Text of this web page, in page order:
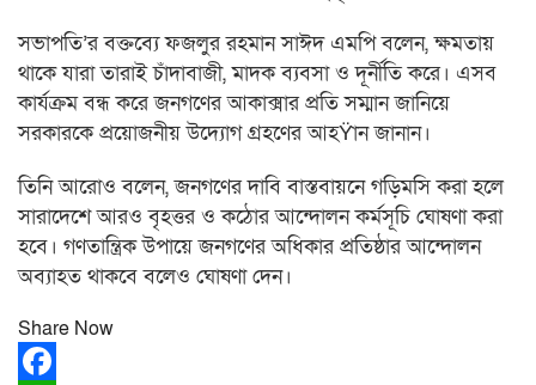
সভাপতি’র বক্তব্যে ফজলুর রহমান সাঈদ এমপি বলেন, ক্ষমতায়
থাকে যারা তারাই চাঁদাবাজী, মাদক ব্যবসা ও দূর্নীতি করে। এসব
কার্যক্রম বন্ধ করে জনগণের আকাক্সার প্রতি সম্মান জানিয়ে
সরকারকে প্রয়োজনীয় উদ্যোগ গ্রহণের আহŸান জানান।
তিনি আরোও বলেন, জনগণের দাবি বাস্তবায়নে গড়িমসি করা হলে
সারাদেশে আরও বৃহত্তর ও কঠোর আন্দোলন কর্মসূচি ঘোষণা করা
হবে। গণতান্ত্রিক উপায়ে জনগণের অধিকার প্রতিষ্ঠার আন্দোলন
অব্যাহত থাকবে বলেও ঘোষণা দেন।
Share Now